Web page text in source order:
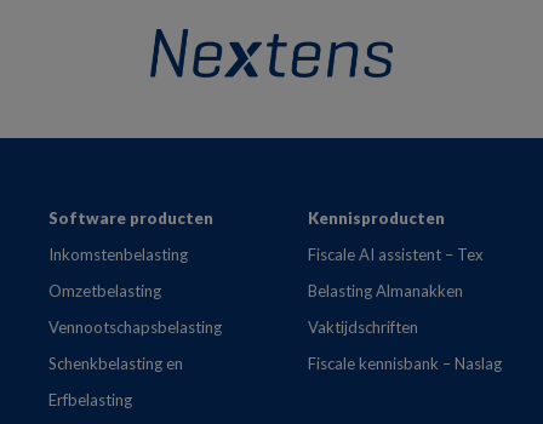
FooterSoftware producten
Inkomstenbelasting
Omzetbelasting
Vennootschapsbelasting
Schenkbelasting en
Erfbelasting
Kennisproducten
Fiscale AI assistent – Tex
Belasting Almanakken
Vaktijdschriften
Fiscale kennisbank – Naslag